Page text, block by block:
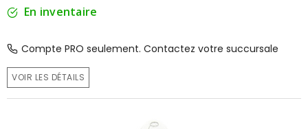
En inventaire
Compte PRO seulement. Contactez votre succursale
VOIR LES DÉTAILS